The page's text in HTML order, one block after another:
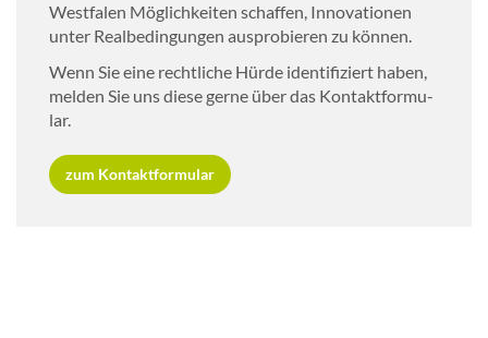
Westfalen Mög­lich­kei­ten schaf­fen, In­no­va­tio­nen
unter Re­al­be­din­gun­gen aus­pro­bie­ren zu kön­nen.
Wenn Sie eine recht­li­che Hürde iden­ti­fi­ziert haben,
mel­den Sie uns diese gerne über das Kon­takt­for­mu­
lar.
zum Kon­takt­for­mu­lar